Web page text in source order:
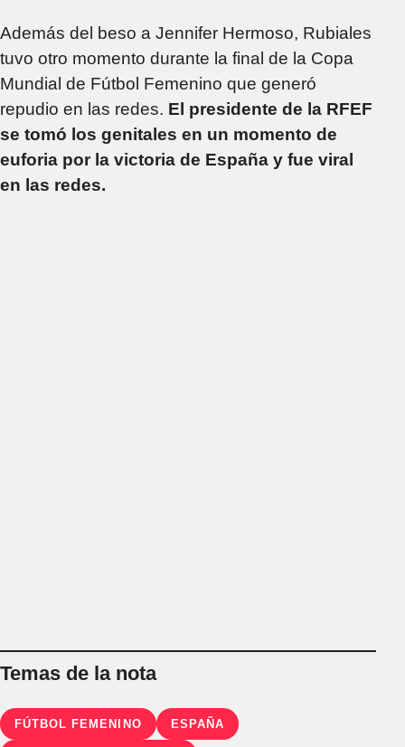
Además del beso a Jennifer Hermoso, Rubiales
tuvo otro momento durante la final de la Copa
Mundial de Fútbol Femenino que generó
repudio en las redes. El presidente de la RFEF
se tomó los genitales en un momento de
euforia por la victoria de España y fue viral
en las redes.
Temas de la nota
FÚTBOL FEMENINO ESPAÑA